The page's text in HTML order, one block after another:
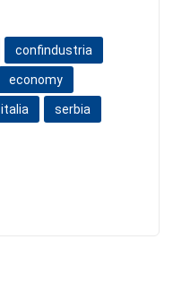
confindustria
economy
italia serbia